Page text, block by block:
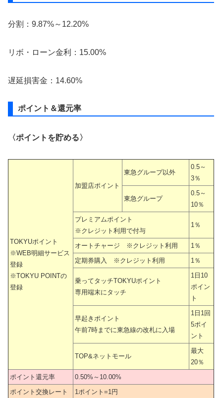
分割：9.87%～12.20%
リボ・ローン金利：15.00%
遅延損害金：14.60%
ポイント＆還元率
〈ポイントを貯める〉
TOKYUポイント
※WEB明細サービス
登録
※TOKYU POINTの
登録
加盟店ポイント
東急グループ以外
0.5～
3％
東急グループ
0.5～
10％
プレミアムポイント
※クレジット利用で付与
1％
オートチャージ ※クレジット利用
1％
定期券購入 ※クレジット利用
1％
乗ってタッチTOKYUポイント
専用端末にタッチ
1日10
ポイン
ト
早起きポイント
午前7時までに東急線の改札に入場
1日1回
5ポイ
ント
TOP&ネットモール
最大
20％
ポイント還元率
0.50%～10.00%
ポイント交換レート
1ポイント=1円